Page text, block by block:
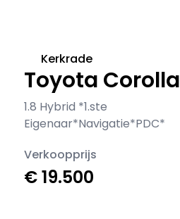
Toyota Corolla
1.8 Hybrid *1.ste
Eigenaar*Navigatie*PDC*
Kerkrade
Verkoopprijs
€ 19.500